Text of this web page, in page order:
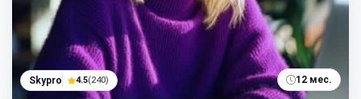
Skypro 4.5(240) 12 мес.